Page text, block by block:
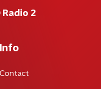
Radio 2
Info
Contact